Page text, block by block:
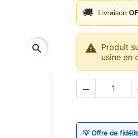
search
🚚 Livraison
 Produit
usine en

💡 Offre de